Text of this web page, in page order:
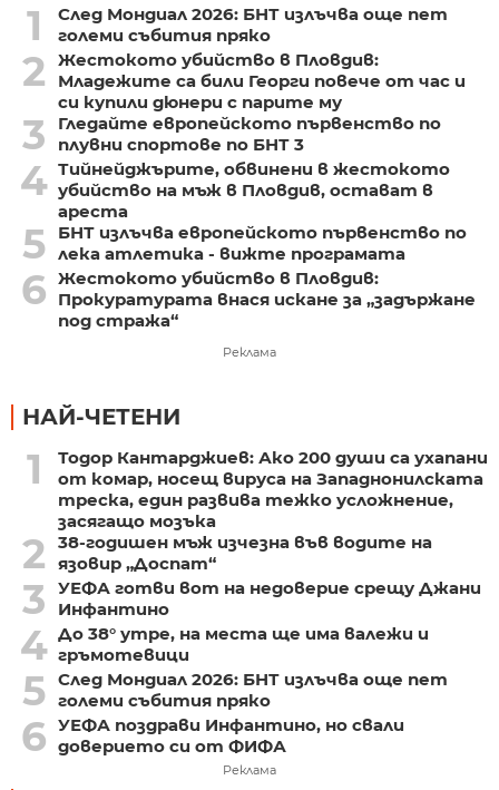
1
След Мондиал 2026: БНТ излъчва още пет
големи събития пряко
2
Жестокото убийство в Пловдив:
Младежите са били Георги повече от час и
си купили дюнери с парите му
3
Гледайте европейското първенство по
плувни спортове по БНТ 3
4 Тийнейджърите, обвинени в жестокото
убийство на мъж в Пловдив, остават в
ареста
5
БНТ излъчва европейското първенство по
лека атлетика - вижте програмата
6 Жестокото убийство в Пловдив:
Прокуратурата внася искане за „задържане
под стража“
Реклама
НАЙ-ЧЕТЕНИ
1
Тодор Кантарджиев: Ако 200 души са ухапани
от комар, носещ вируса на Западнонилската
треска, един развива тежко усложнение,
засягащо мозъка
2
38-годишен мъж изчезна във водите на
язовир „Доспат“
3
УЕФА готви вот на недоверие срещу Джани
Инфантино
4 До 38° утре, на места ще има валежи и
гръмотевици
5 След Мондиал 2026: БНТ излъчва още пет
големи събития пряко
6 УЕФА поздрави Инфантино, но свали
доверието си от ФИФА
Реклама